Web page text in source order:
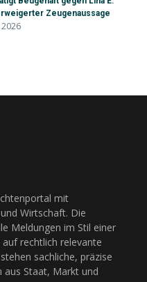
Zeugenaussage
mit
Wirtschaft. Die
Meldungen im Stil einer
rechtlich relevante
sachliche, präzise
aus Staat, Markt und